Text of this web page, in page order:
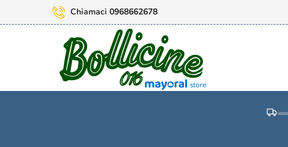
Chiamaci 0968662678